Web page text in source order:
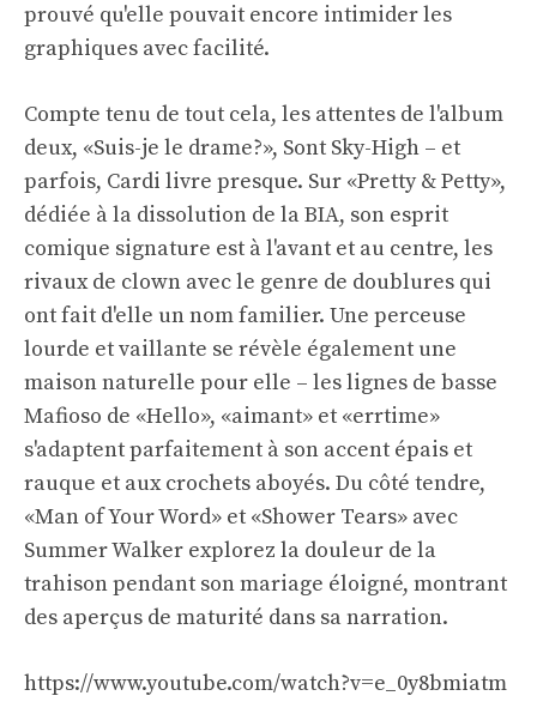
prouvé qu'elle pouvait encore intimider les
graphiques avec facilité.
Compte tenu de tout cela, les attentes de l'album
deux, «Suis-je le drame?», Sont Sky-High – et
parfois, Cardi livre presque. Sur «Pretty & Petty»,
dédiée à la dissolution de la BIA, son esprit
comique signature est à l'avant et au centre, les
rivaux de clown avec le genre de doublures qui
ont fait d'elle un nom familier. Une perceuse
lourde et vaillante se révèle également une
maison naturelle pour elle – les lignes de basse
Mafioso de «Hello», «aimant» et «errtime»
s'adaptent parfaitement à son accent épais et
rauque et aux crochets aboyés. Du côté tendre,
«Man of Your Word» et «Shower Tears» avec
Summer Walker explorez la douleur de la
trahison pendant son mariage éloigné, montrant
des aperçus de maturité dans sa narration.
https://www.youtube.com/watch?v=e_0y8bmiatm